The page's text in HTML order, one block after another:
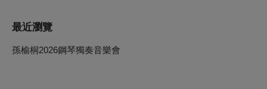
最近瀏覽
孫榆桐2026鋼琴獨奏音樂會